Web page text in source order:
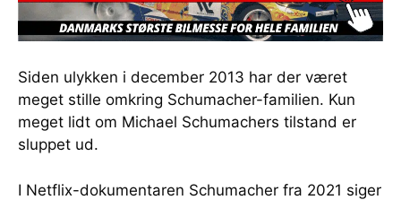
Siden ulykken i december 2013 har der været
meget stille omkring Schumacher-familien. Kun
meget lidt om Michael Schumachers tilstand er
sluppet ud.
I Netflix-dokumentaren Schumacher fra 2021 siger